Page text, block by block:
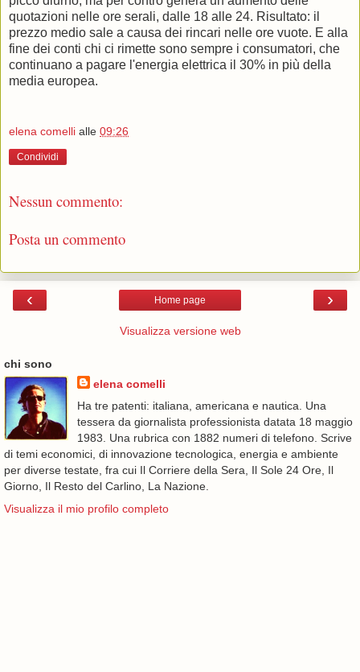
quotazioni nelle ore serali, dalle 18 alle 24. Risultato: il
prezzo medio sale a causa dei rincari nelle ore vuote. E alla
fine dei conti chi ci rimette sono sempre i consumatori, che
continuano a pagare l'energia elettrica il 30% in più della
media europea.
elena comelli alle 09:26
Condividi
Nessun commento:
Posta un commento
‹ ›
Home page
Visualizza versione web
chi sono
elena comelli
Ha tre patenti: italiana, americana e nautica. Una
tessera da giornalista professionista datata 18 maggio
1983. Una rubrica con 1882 numeri di telefono. Scrive
di temi economici, di innovazione tecnologica, energia e ambiente
per diverse testate, fra cui Il Corriere della Sera, Il Sole 24 Ore, Il
Giorno, Il Resto del Carlino, La Nazione.
Visualizza il mio profilo completo